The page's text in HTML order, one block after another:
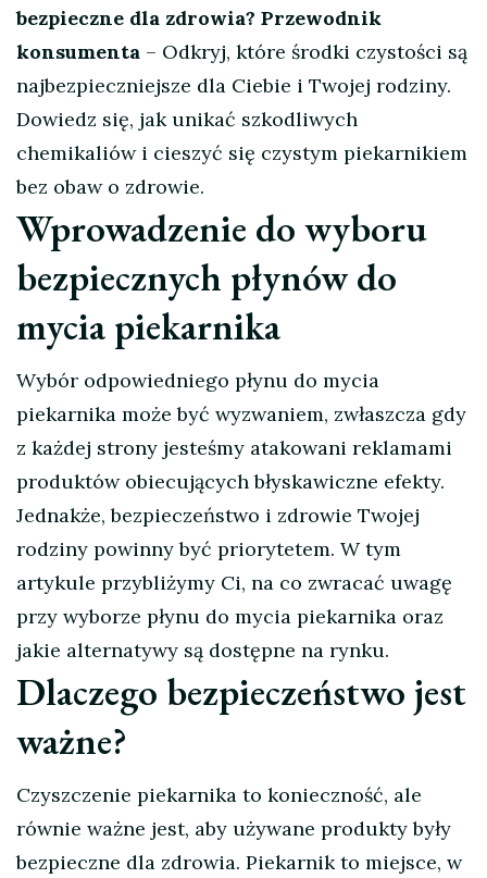
bezpieczne dla zdrowia? Przewodnik
konsumenta – Odkryj, które środki czystości są
najbezpieczniejsze dla Ciebie i Twojej rodziny.
Dowiedz się, jak unikać szkodliwych
chemikaliów i cieszyć się czystym piekarnikiem
bez obaw o zdrowie.
Wprowadzenie do wyboru
bezpiecznych płynów do
mycia piekarnika
Wybór odpowiedniego płynu do mycia
piekarnika może być wyzwaniem, zwłaszcza gdy
z każdej strony jesteśmy atakowani reklamami
produktów obiecujących błyskawiczne efekty.
Jednakże, bezpieczeństwo i zdrowie Twojej
rodziny powinny być priorytetem. W tym
artykule przybliżymy Ci, na co zwracać uwagę
przy wyborze płynu do mycia piekarnika oraz
jakie alternatywy są dostępne na rynku.
Dlaczego bezpieczeństwo jest
ważne?
Czyszczenie piekarnika to konieczność, ale
równie ważne jest, aby używane produkty były
bezpieczne dla zdrowia. Piekarnik to miejsce, w